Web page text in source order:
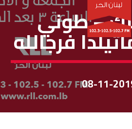
بلا جمرك– طوني
فرجالله
08-11-